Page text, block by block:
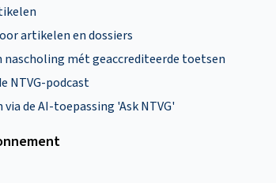
artikelen en dossiers
mét geaccrediteerde toetsen
NTVG-podcast
de AI-toepassing 'Ask NTVG'